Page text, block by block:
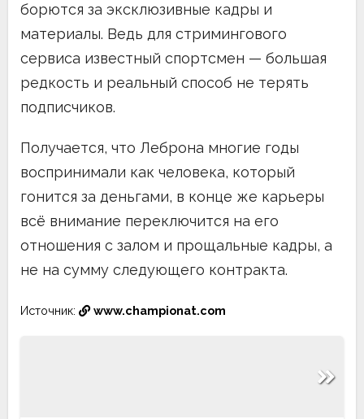
борются за эксклюзивные кадры и
материалы. Ведь для стримингового
сервиса известный спортсмен — большая
редкость и реальный способ не терять
подписчиков.
Получается, что Леброна многие годы
воспринимали как человека, который
гонится за деньгами, в конце же карьеры
всё внимание переключится на его
отношения с залом и прощальные кадры, а
не на сумму следующего контракта.
Источник: www.championat.com